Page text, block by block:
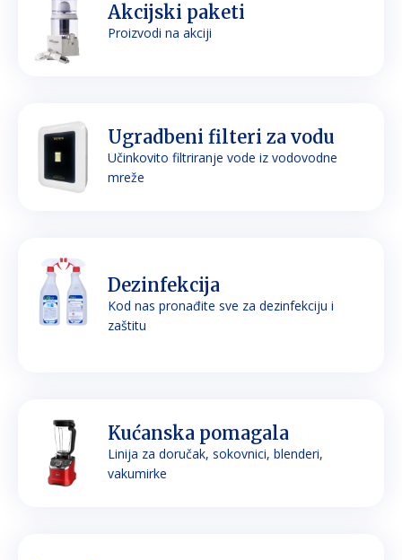
Akcijski paketi
Proizvodi na akciji
Ugradbeni filteri za vodu
Učinkovito filtriranje vode iz vodovodne
mreže
Dezinfekcija
Kod nas pronađite sve za dezinfekciju i
zaštitu
Kućanska pomagala
Linija za doručak, sokovnici, blenderi,
vakumirke